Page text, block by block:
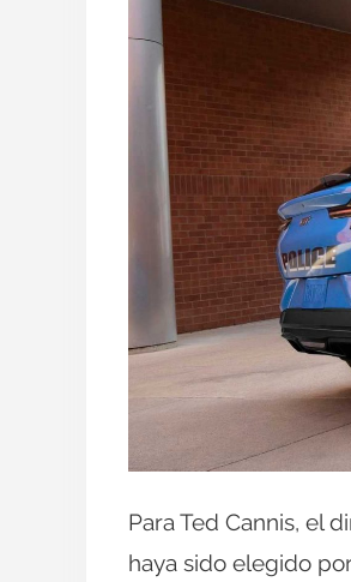
Para Ted Cannis, el
haya sido elegido